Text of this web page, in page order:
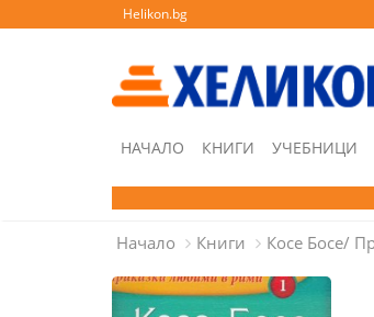
Helikon.bg
НАЧАЛО КНИГИ УЧЕБНИЦИ
Начало Книги Косе Босе/